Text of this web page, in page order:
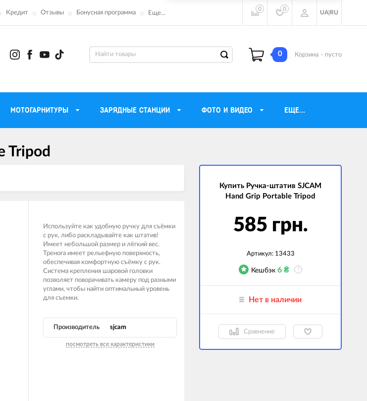
Кредит Отзывы Бонусная программа Еще...
0 0
UA RU
0 Корзина - пусто
МОТОГАРНИТУРЫ ЗАРЯДНЫЕ СТАНЦИИ ФОТО И ВИДЕО ЕЩЕ...
масла для
воздушного фильтра
жидкость
Носимые гаджеты
Рюкзаки и сумки
Электротранспорт
Умный дом
PowerBank (Внешние
Туристические GPS-
Инверторные генераторы
Трехфазные генераторы
Tripod
Используйте как удобную ручку для съёмки
с рук, либо раскладывайте как штатив!
Имеет небольшой размер и лёгкий вес.
Тренога имеет рельефную поверхность,
обеспечивая комфортную съёмку с рук.
Система крепления шаровой головки
позволяет поворачивать камеру под разными
углами, чтобы найти оптимальный уровень
для съемки.
Производитель sjcam
посмотреть все характеристики
Купить Ручка-штатив SJCAM
Hand Grip Portable Tripod
585 грн.
Артикул: 13433
Кешбэк 6 ₴ ?
Нет в наличии
Сравнение